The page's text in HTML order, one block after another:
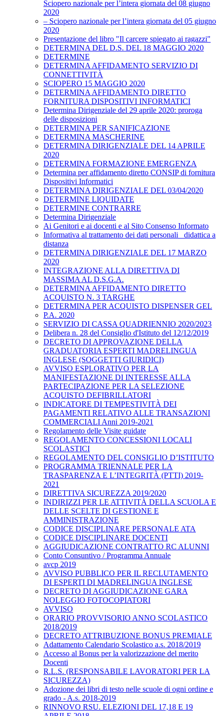
Sciopero nazionale per l’intera giornata del 08 giugno
2020
– Sciopero nazionale per l’intera giornata del 05 giugno
2020
Presentazione del libro "Il carcere spiegato ai ragazzi"
DETERMINA DEL D.S. DEL 18 MAGGIO 2020
DETERMINE
DETERMINA AFFIDAMENTO SERVIZIO DI
CONNETTIVITÀ
SCIOPERO 15 MAGGIO 2020
DETERMINA AFFIDAMENTO DIRETTO
FORNITURA DISPOSITIVI INFORMATICI
Determina Dirigenziale del 29 aprile 2020: proroga
delle disposizioni
DETERMINA PER SANIFICAZIONE
DETERMINA MASCHERINE
DETERMINA DIRIGENZIALE DEL 14 APRILE
2020
DETERMINA FORMAZIONE EMERGENZA
Determina per affidamento diretto CONSIP di fornitura
Dispositivi Informatici
DETERMINA DIRIGENZIALE DEL 03/04/2020
DETERMINE LIQUIDATE
DETERMINE CONTRARRE
Determina Dirigenziale
Ai Genitori e ai docenti e al Sito Consenso Informato
Informativa al trattamento dei dati personali _didattica a
distanza
DETERMINA DIRIGENZIALE DEL 17 MARZO
2020
INTEGRAZIONE ALLA DIRETTIVA DI
MASSIMA AL D.S.G.A.
DETERMINA AFFIDAMENTO DIRETTO
ACQUISTO N. 3 TARGHE
DETERMINA PER ACQUISTO DISPENSER GEL
P.A. 2020
SERVIZIO DI CASSA QUADRIENNIO 2020/2023
Delibera n. 28 del Consiglio d'Istituto del 12/12/2019
DECRETO DI APPROVAZIONE DELLA
GRADUATORIA ESPERTI MADRELINGUA
INGLESE (SOGGETTI GIURIDICI)
AVVISO ESPLORATIVO PER LA
MANIFESTAZIONE DI INTERESSE ALLA
PARTECIPAZIONE PER LA SELEZIONE
ACQUISTO DEFIBRILLATORI
INDICATORE DI TEMPESTIVITÀ DEI
PAGAMENTI RELATIVO ALLE TRANSAZIONI
COMMERCIALI Anni 2019-2021
Regolamento delle Visite guidate
REGOLAMENTO CONCESSIONI LOCALI
SCOLASTICI
REGOLAMENTO DEL CONSIGLIO D’ISTITUTO
PROGRAMMA TRIENNALE PER LA
TRASPARENZA E L’INTEGRITÀ (PTTI) 2019-
2021
DIRETTIVA SICUREZZA 2019/2020
INDIRIZZI PER LE ATTIVITÀ DELLA SCUOLA E
DELLE SCELTE DI GESTIONE E
AMMINISTRAZIONE
CODICE DISCIPLINARE PERSONALE ATA
CODICE DISCIPLINARE DOCENTI
AGGIUDICAZIONE CONTRATTO RC ALUNNI
Conto Consuntivo / Programma Annuale
avcp 2019
AVVISO PUBBLICO PER IL RECLUTAMENTO
DI ESPERTI DI MADRELINGUA INGLESE
DECRETO DI AGGIUDICAZIONE GARA
NOLEGGIO FOTOCOPIATORI
AVVISO
ORARIO PROVVISORIO ANNO SCOLASTICO
2018/2019
DECRETO ATTRIBUZIONE BONUS PREMIALE
Adattamento Calendario Scolastico a.s. 2018/2019
Accesso al Bonus per la valorizzazione del merito
Docenti
R.L.S. (RESPONSABILE LAVORATORI PER LA
SICUREZZA)
Adozione dei libri di testo nelle scuole di ogni ordine e
grado - A.s. 2018-2019
RINNOVO RSU. ELEZIONI DEL 17,18 E 19